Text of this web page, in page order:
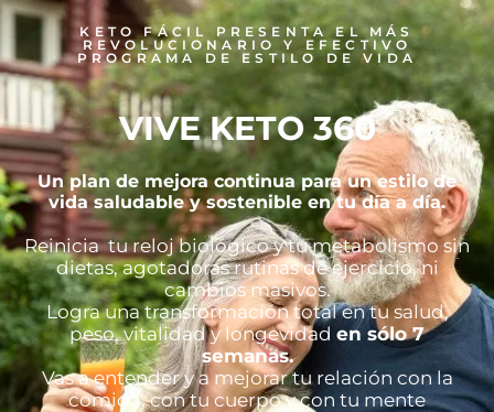
KETO FÁCIL PRESENTA EL MÁS
REVOLUCIONARIO Y EFECTIVO
PROGRAMA DE ESTILO DE VIDA
VIVE KETO 360
Un plan de mejora continua para un estilo de
vida saludable y sostenible en tu día a día.
Reinicia tu reloj biológico y tu metabolismo sin
dietas, agotadoras rutinas de ejercicio, ni
cambios masivos.
Logra una transformación total en tu salud,
peso, vitalidad y longevidad en sólo 7
semanas.
Vas a entender y a mejorar tu relación con la
comida, con tu cuerpo y con tu mente